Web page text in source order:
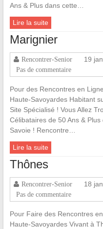
Ans & Plus dans cette…
Lire la suite
Marignier
Rencontrer-Senior 19
Pas de commentaire
Pour des Rencontres en
Haute-Savoyardes Habitant
Site Spécialisé ! Vous Allez
Célibataires de 50 Ans &
Savoie ! Rencontre…
Lire la suite
Thônes
Rencontrer-Senior 18
Pas de commentaire
Pour Faire des Rencontres
Haute-Savoyardes Vivant à